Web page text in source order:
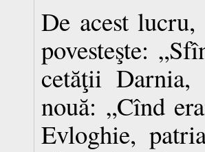
De acest
povesteşte:
cetăţii
nouă: „Cînd
Evloghie,